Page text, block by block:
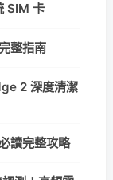
SIM 卡
整指南
2 深度清潔
讀完整攻略